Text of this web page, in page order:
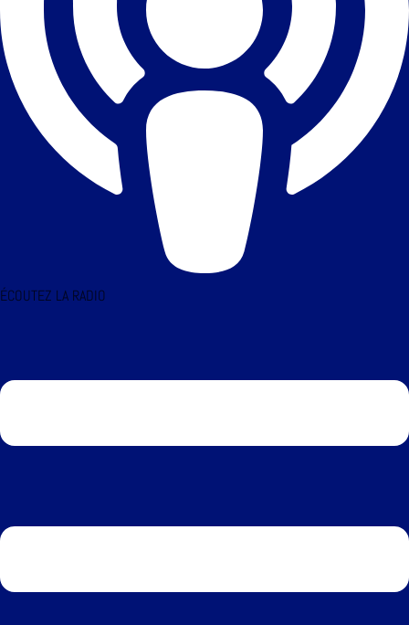
ÉCOUTEZ LA RADIO